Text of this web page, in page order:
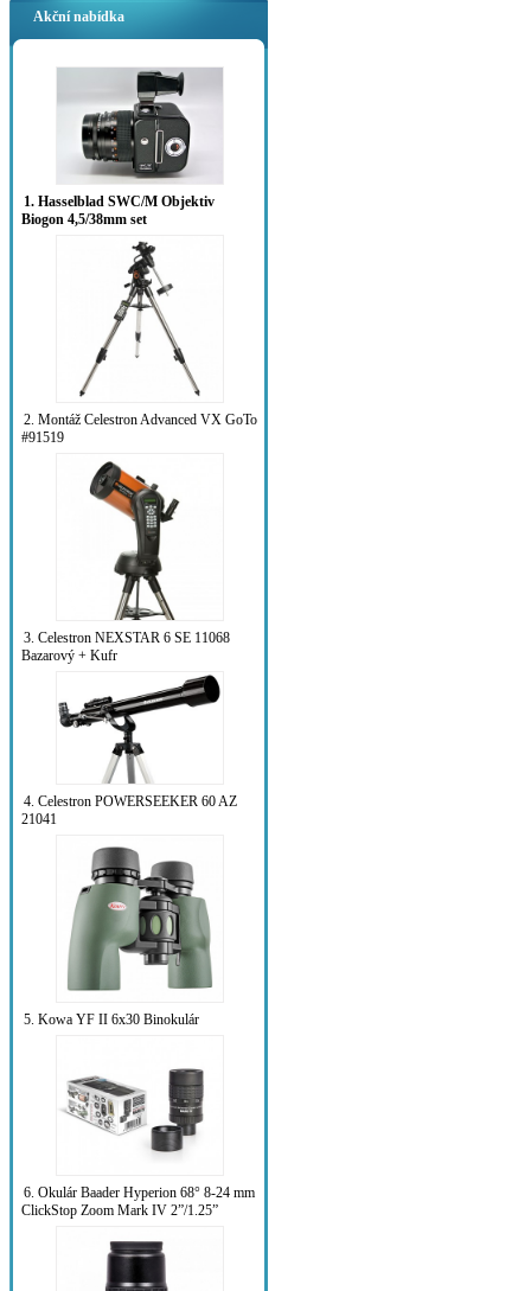
Akční nabídka
1. Hasselblad SWC/M Objektiv
Biogon 4,5/38mm set
2. Montáž Celestron Advanced VX GoTo
#91519
3. Celestron NEXSTAR 6 SE 11068
Bazarový + Kufr
4. Celestron POWERSEEKER 60 AZ
21041
5. Kowa YF II 6x30 Binokulár
6. Okulár Baader Hyperion 68° 8-24 mm
ClickStop Zoom Mark IV 2”/1.25”